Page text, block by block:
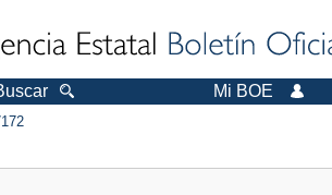
Mi BOE